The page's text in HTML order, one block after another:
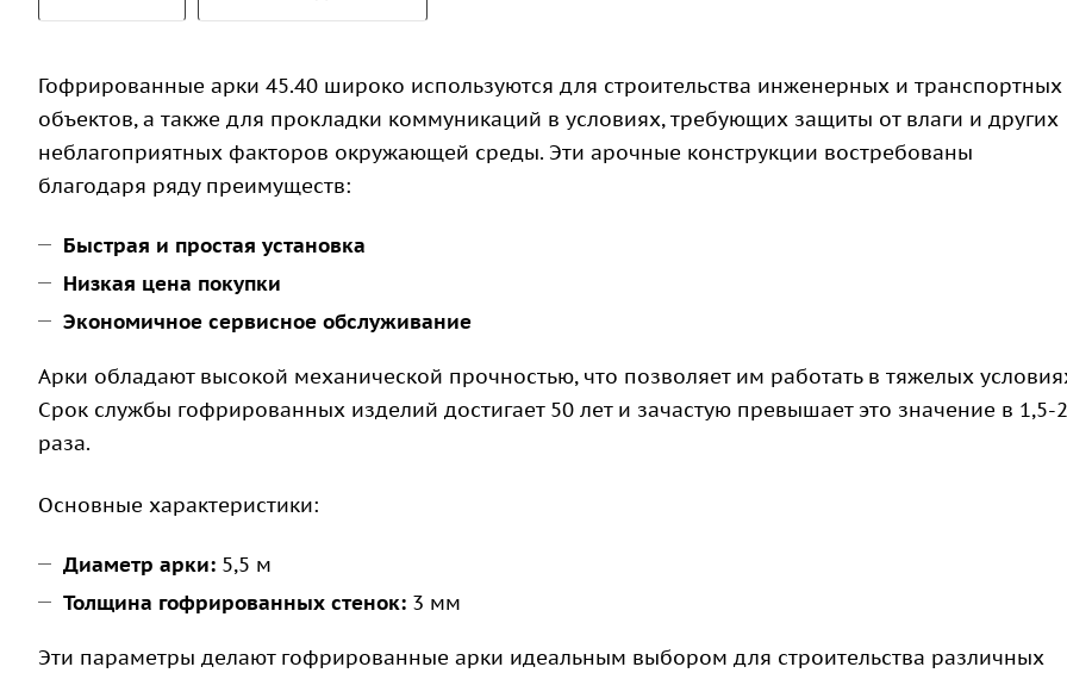
Гофрированные арки 45.40 широко используются для строительства инженерных и транспортных
объектов, а также для прокладки коммуникаций в условиях, требующих защиты от влаги и других
неблагоприятных факторов окружающей среды. Эти арочные конструкции востребованы
благодаря ряду преимуществ:
Быстрая и простая установка
Низкая цена покупки
Экономичное сервисное обслуживание
Арки обладают высокой механической прочностью, что позволяет им работать в тяжелых
Срок службы гофрированных изделий достигает 50 лет и зачастую превышает это значение в 1,5-2
раза.
Основные характеристики:
Диаметр арки: 5,5 м
Толщина гофрированных стенок: 3 мм
Эти параметры делают гофрированные арки идеальным выбором для строительства различных